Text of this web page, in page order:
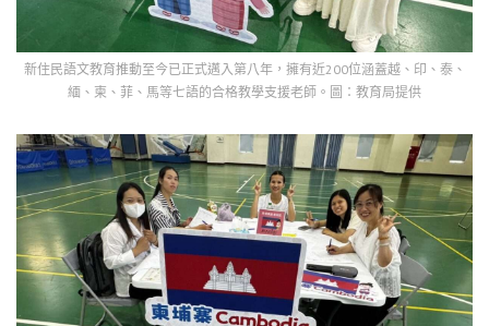
新住民語文教育推動至今已正式邁入第八年，擁有近200位涵蓋越、印、泰、
緬、柬、菲、馬等七語的合格教學支援老師。圖：教育局提供